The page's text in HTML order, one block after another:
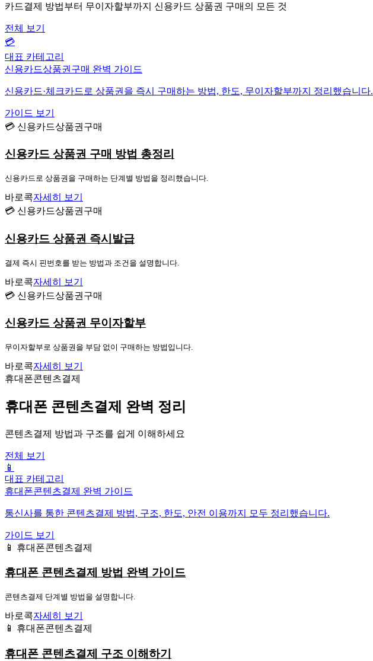
카드결제 방법부터 무이자할부까지 신용카드 상품권 구매의 모든 것
전체 보기
💳
대표 카테고리
신용카드상품권구매 완벽 가이드
신용카드·체크카드로 상품권을 즉시 구매하는 방법, 한도, 무이자할부까지 정리했습니다.
가이드 보기
💳 신용카드상품권구매
신용카드 상품권 구매 방법 총정리
신용카드로 상품권을 구매하는 단계별 방법을 정리했습니다.
바로콕자세히 보기
💳 신용카드상품권구매
신용카드 상품권 즉시발급
결제 즉시 핀번호를 받는 방법과 조건을 설명합니다.
바로콕자세히 보기
💳 신용카드상품권구매
신용카드 상품권 무이자할부
무이자할부로 상품권을 부담 없이 구매하는 방법입니다.
바로콕자세히 보기
휴대폰콘텐츠결제
휴대폰 콘텐츠결제 완벽 정리
콘텐츠결제 방법과 구조를 쉽게 이해하세요
전체 보기
📱
대표 카테고리
휴대폰콘텐츠결제 완벽 가이드
통신사를 통한 콘텐츠결제 방법, 구조, 한도, 안전 이용까지 모두 정리했습니다.
가이드 보기
📱 휴대폰콘텐츠결제
휴대폰 콘텐츠결제 방법 완벽 가이드
콘텐츠결제 단계별 방법을 설명합니다.
바로콕자세히 보기
📱 휴대폰콘텐츠결제
휴대폰 콘텐츠결제 구조 이해하기